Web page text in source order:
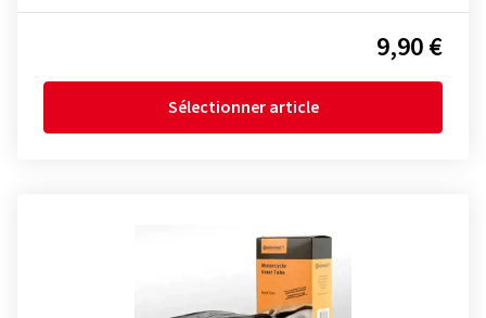
9,90 €
Sélectionner article